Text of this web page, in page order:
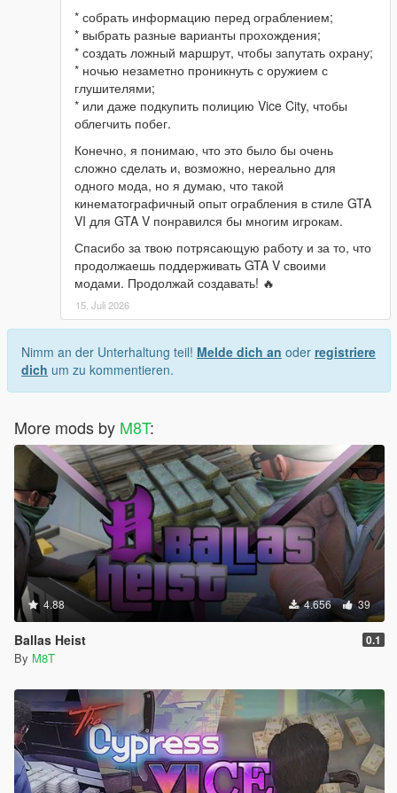
* собрать информацию перед ограблением;
* выбрать разные варианты прохождения;
* создать ложный маршрут, чтобы запутать охрану;
* ночью незаметно проникнуть с оружием с
глушителями;
* или даже подкупить полицию Vice City, чтобы
облегчить побег.
Конечно, я понимаю, что это было бы очень
сложно сделать и, возможно, нереально для
одного мода, но я думаю, что такой
кинематографичный опыт ограбления в стиле GTA
VI для GTA V понравился бы многим игрокам.
Спасибо за твою потрясающую работу и за то, что
продолжаешь поддерживать GTA V своими
модами. Продолжай создавать! 🔥
15. Juli 2026
Nimm an der Unterhaltung teil! Melde dich an oder registriere
dich um zu kommentieren.
More mods by M8T:
4.88 4.656 39
Ballas Heist 0.1
By M8T